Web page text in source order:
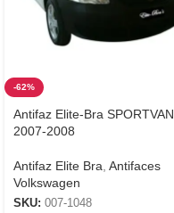
-62%
Antifaz Elite-Bra SPORTVAN
2007-2008
Antifaz Elite Bra Antifaces
Volkswagen
SKU: 007-1048